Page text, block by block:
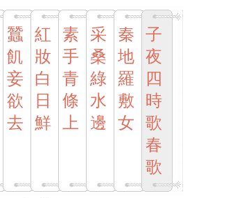
蠶
飢
妾
欲
去
紅
妝
白
日
鮮
素
手
青
條
上
采
桑
綠
水
邊
秦
地
羅
敷
女
子
夜
四
時
歌
春
歌